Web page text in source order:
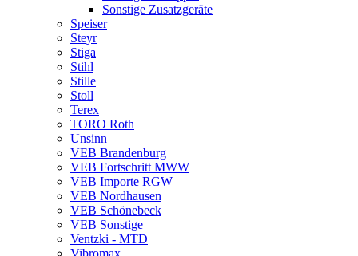
Sonstige Zusatzgeräte
Speiser
Steyr
Stiga
Stihl
Stille
Stoll
Terex
TORO Roth
Unsinn
VEB Brandenburg
VEB Fortschritt MWW
VEB Importe RGW
VEB Nordhausen
VEB Schönebeck
VEB Sonstige
Ventzki - MTD
Vibromax